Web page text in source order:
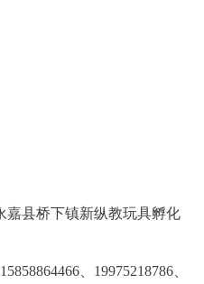
嘉县桥下镇新纵教玩具孵化
、19975218786